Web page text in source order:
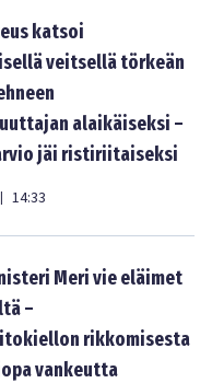
katsoi
veitsellä törkeän
alaikäiseksi –
jäi ristiriitaiseksi
| 14:33
Meri vie eläimet
–
rikkomisesta
vankeutta